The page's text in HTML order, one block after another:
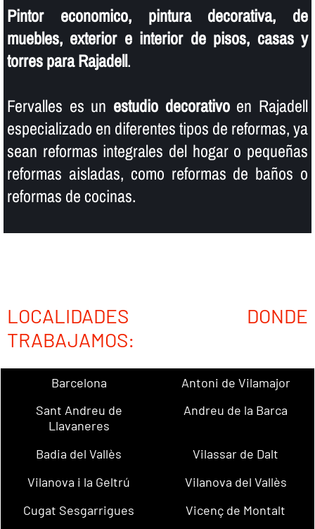
Pintor economico, pintura decorativa, de
muebles, exterior e interior de pisos, casas y
torres para Rajadell.
Fervalles es un estudio decorativoen Rajadell
especializado en diferentes tipos de reformas, ya
sean reformas integrales del hogar o pequeñas
reformas aisladas, como reformas de baños o
reformas de cocinas.
LOCALIDADES DONDE
TRABAJAMOS:
Barcelona
Antoni de Vilamajor
Sant Andreu de
Llavaneres
Andreu de la Barca
Badia del Vallès
Vilassar de Dalt
Vilanova i la Geltrú
Vilanova del Vallès
Cugat Sesgarrigues
Vicenç de Montalt